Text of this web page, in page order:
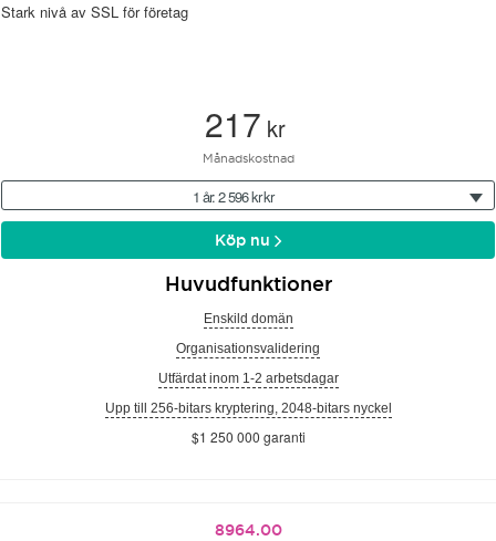
Stark nivå av SSL för företag
217 kr
Månadskostnad
1 år: 2 596 kr kr
Köp nu
Huvudfunktioner
Enskild domän
Organisationsvalidering
Utfärdat inom 1-2 arbetsdagar
Upp till 256-bitars kryptering, 2048-bitars nyckel
$1 250 000 garanti
8964.00